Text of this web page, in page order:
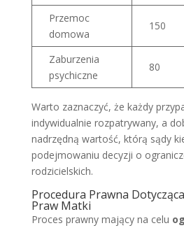
Przemoc
domowa
150
Zaburzenia
psychiczne
80
Warto zaznaczyć, że każdy
indywidualnie rozpatrywany, a
nadrzędną wartość, którą sądy
podejmowaniu decyzji o
rodzicielskich.
Procedura Prawna
Praw Matki
Proces prawny mający na celu